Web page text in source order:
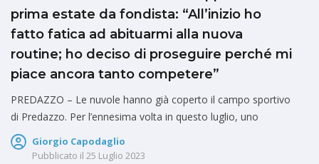
prima estate da fondista: “All’inizio ho
fatto fatica ad abituarmi alla nuova
routine; ho deciso di proseguire perché mi
piace ancora tanto competere”
PREDAZZO – Le nuvole hanno già coperto il campo sportivo
di Predazzo. Per l’ennesima volta in questo luglio, uno
Giorgio Capodaglio
Pubblicato il 25 Luglio 2023